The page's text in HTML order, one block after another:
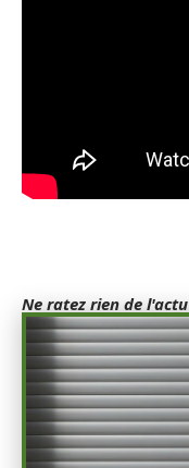
Ne ratez rien de l'actu